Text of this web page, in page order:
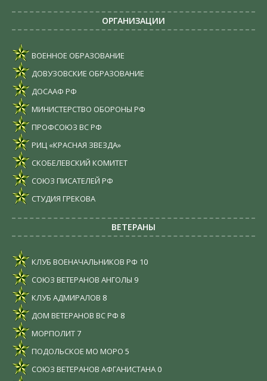
ОРГАНИЗАЦИИ
ВОЕННОЕ ОБРАЗОВАНИЕ
ДОВУЗОВСКИЕ ОБРАЗОВАНИЕ
ДОСААФ РФ
МИНИСТЕРСТВО ОБОРОНЫ РФ
ПРОФСОЮЗ ВС РФ
РИЦ «КРАСНАЯ ЗВЕЗДА»
СКОБЕЛЕВСКИЙ КОМИТЕТ
СОЮЗ ПИСАТЕЛЕЙ РФ
СТУДИЯ ГРЕКОВА
ВЕТЕРАНЫ
КЛУБ ВОЕНАЧАЛЬНИКОВ РФ 10
СОЮЗ ВЕТЕРАНОВ АНГОЛЫ 9
КЛУБ АДМИРАЛОВ 8
ДОМ ВЕТЕРАНОВ ВС РФ 8
МОРПОЛИТ7
ПОДОЛЬСКОЕ МО МОРО 5
СОЮЗ ВЕТЕРАНОВ АФГАНИСТАНА 0